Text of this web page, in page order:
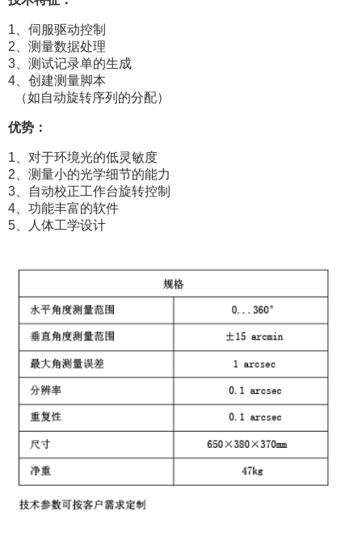
1、伺服驱动控制
2、测量数据处理
3、测试记录单的生成
4、创建测量脚本
（如自动旋转序列的分配）
优势：
1、对于环境光的低灵敏度
2、测量小的光学细节的能力
3、自动校正工作台旋转控制
4、功能丰富的软件
5、人体工学设计